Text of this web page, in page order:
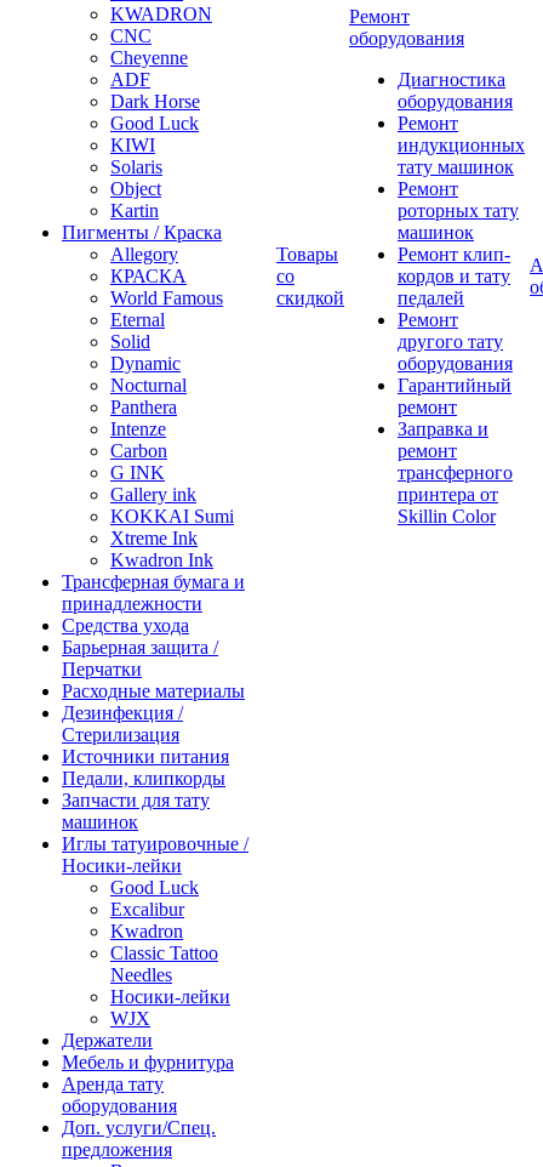
KWADRON
CNC
Cheyenne
ADF
Dark Horse
Good Luck
KIWI
Solaris
Object
Kartin
Пигменты / Краска
Allegory
КРАСКА
World Famous
Eternal
Solid
Dynamic
Nocturnal
Panthera
Intenze
Carbon
G INK
Gallery ink
KOKKAI Sumi
Xtreme Ink
Kwadron Ink
Трансферная бумага и
принадлежности
Средства ухода
Барьерная защита /
Перчатки
Расходные материалы
Дезинфекция /
Стерилизация
Источники питания
Педали, клипкорды
Запчасти для тату
машинок
Иглы татуировочные /
Носики-лейки
Good Luck
Excalibur
Kwadron
Classic Tattoo
Needles
Носики-лейки
WJX
Держатели
Мебель и фурнитура
Аренда тату
оборудования
Доп. услуги/Спец.
предложения
Товары
со
скидкой
Ремонт
оборудования
Диагностика
оборудования
Ремонт
индукционных
тату машинок
Ремонт
роторных тату
машинок
Ремонт клип-
кордов и тату
педалей
Ремонт
другого тату
оборудования
Гарантийный
ремонт
Заправка и
ремонт
трансферного
принтера от
Skillin Color